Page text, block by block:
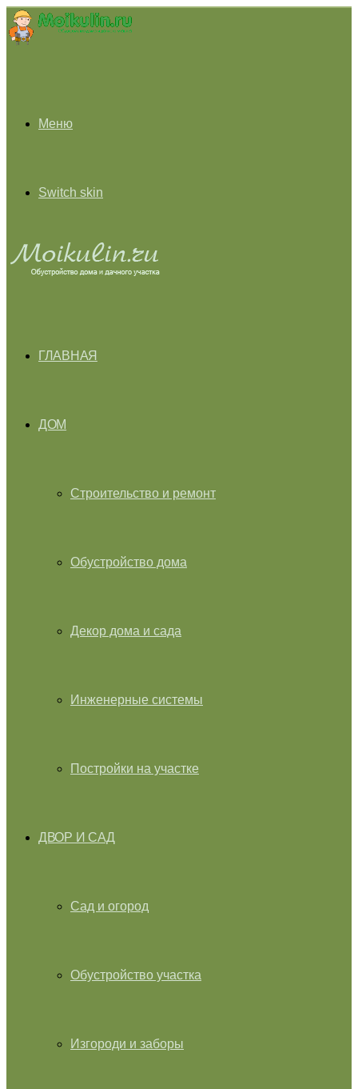
Меню
Switch skin
ГЛАВНАЯ
ДОМ
Строительство и ремонт
Обустройство дома
Декор дома и сада
Инженерные системы
Постройки на участке
ДВОР И САД
Сад и огород
Обустройство участка
Изгороди и заборы